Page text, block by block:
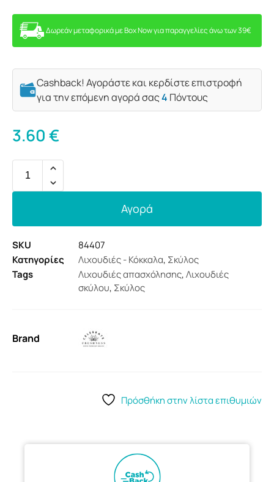
Δωρεάν μεταφορικά με Box Now για παραγγελίες άνω των 39€
Cashback! Αγοράστε και κερδίστε επιστροφή
για την επόμενη αγορά σας4 Πόντους
3.60€
Αγορά
SKU
84407
Κατηγορίες
Λιχουδιές - Κόκκαλα, Σκύλος
Tags
Λιχουδιές απασχόλησης,Λιχουδιές
σκύλου, Σκύλος
Brand
Πρόσθήκη στην λίστα επιθυμιών